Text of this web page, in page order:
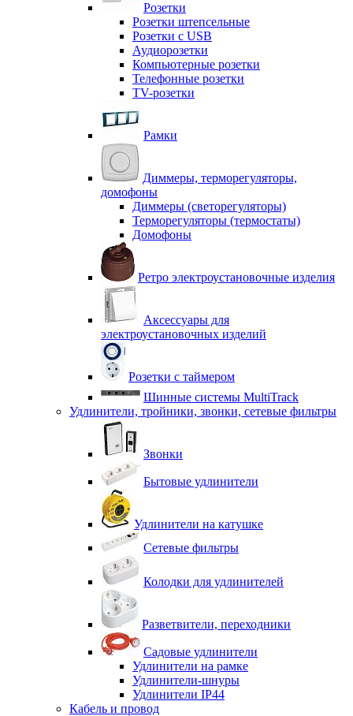
Розетки
Розетки штепсельные
Розетки с USB
Аудиорозетки
Компьютерные розетки
Телефонные розетки
TV-розетки
Рамки
Диммеры, терморегуляторы,
домофоны
Диммеры (светорегуляторы)
Терморегуляторы (термостаты)
Домофоны
Ретро электроустановочные изделия
Аксессуары для
электроустановочных изделий
Розетки с таймером
Шинные системы MultiTrack
Удлинители, тройники, звонки, сетевые фильтры
Звонки
Бытовые удлинители
Удлинители на катушке
Сетевые фильтры
Колодки для удлинителей
Разветвители, переходники
Садовые удлинители
Удлинители на рамке
Удлинители-шнуры
Удлинители IP44
Кабель и провод